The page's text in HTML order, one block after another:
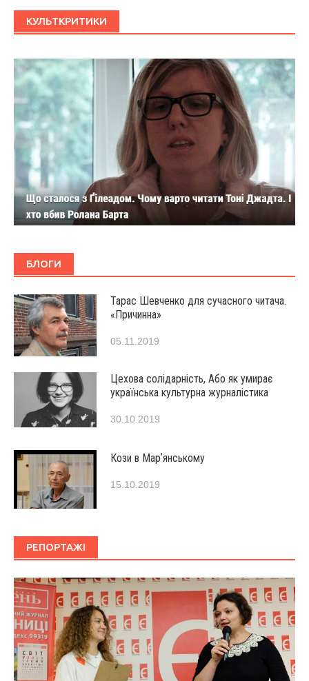
КУЛЬТКРИТИКИ
БЛОГИ
Тарас Шевченко для сучасного читача.
«Причинна»
05.11.2019
Цехова солідарність, Або як умирає
українська культурна журналістика
30.10.2019
Кози в Марʼянському
15.10.2019
РЕПОРТАЖІ